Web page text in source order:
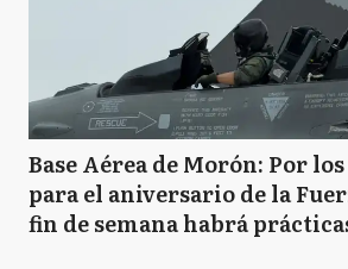
Base Aérea de Morón: Por
para el aniversario de la
fin de semana habrá